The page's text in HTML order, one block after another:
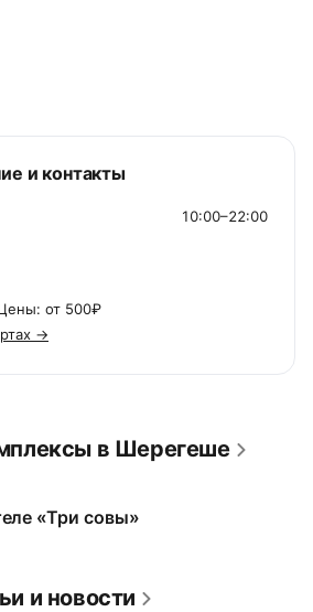
и контакты
10:00–22:00
от 500₽
→
в Шерегеше
«Три совы»
и новости